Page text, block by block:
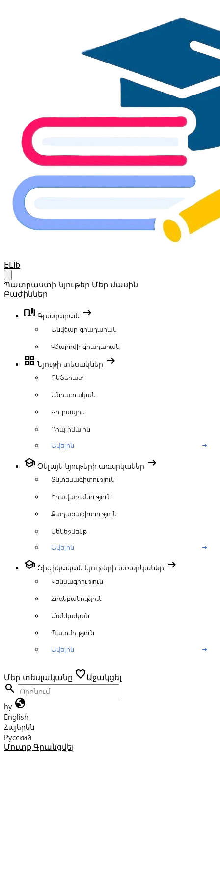
Your Company
ELib
Պատրաստի նյութեր Մեր մասին
Բաժիններ
book_ribbon Գրադարան arrow_right_alt
Անվճար գրադարան
Վճարովի գրադարան
grid_view Նյութի տեսակներ arrow_right_alt
Ռեֆերատ
Անհատական
Կուրսային
Դիպլոմային
Ավելին
arrow_right_alt
school Օնլայն նյութերի առարկաներ arrow_right_alt
Տնտեսագիտություն
Իրավաբանություն
Քաղաքագիտություն
Մենեջմենթ
Ավելին
arrow_right_alt
school Ֆիզիկական նյութերի առարկաներ arrow_right_alt
Կենսագրություն
Հոգեբանություն
Մանկական
Պատմություն
Ավելին
arrow_right_alt
Մեր տեսլականը favoriteԱջակցել
search
hy globe
English
Հայերեն
Русский
Մուտք Գրանցվել